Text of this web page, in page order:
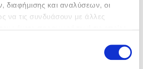
διαφήμισης και αναλύσεων, οι
να τις συνδυάσουν με άλλες
Αν συνεχίσετε να χρησιμοποιείτε
συναινείτε στη χρήση των cookies
επιβεβαίωσε ότι η